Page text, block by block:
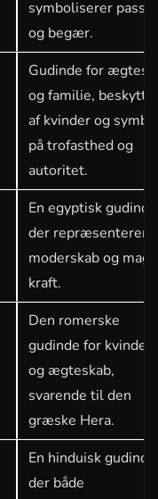
symboliserer
og begær.
Gudinde for
og familie,
af kvinder og
på trofasthed og
autoritet.
En egyptisk
der repræsenterer
moderskab og
kraft.
Den romerske
gudinde for kvinder
og ægteskab,
svarende til den
græske Hera.
En hinduisk
der både